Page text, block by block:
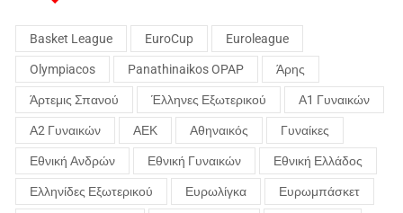
Basket League EuroCup Euroleague
Olympiacos Panathinaikos OPAP Άρης
Άρτεμις Σπανού Έλληνες Εξωτερικού Α1 Γυναικών
Α2 Γυναικών ΑΕΚ Αθηναικός Γυναίκες
Εθνική Ανδρών Εθνική Γυναικών Εθνική Ελλάδος
Ελληνίδες Εξωτερικού Ευρωλίγκα Ευρωμπάσκετ